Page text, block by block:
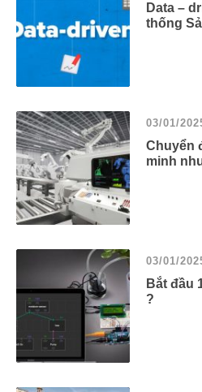
Data –
thống
03/01/
Chuyển
minh
03/01/
Bắt đầu
?